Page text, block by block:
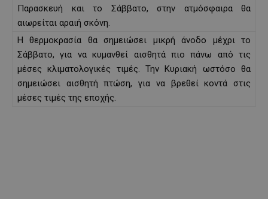
Παρασκευή και το Σάββατο, στην ατμόσφαιρα θα
αιωρείται αραιή σκόνη.
Η θερμοκρασία θα σημειώσει μικρή άνοδο μέχρι το
Σάββατο, για να κυμανθεί αισθητά πιο πάνω από τις
μέσες κλιματολογικές τιμές. Την Κυριακή ωστόσο θα
σημειώσει αισθητή πτώση, για να βρεθεί κοντά στις
μέσες τιμές της εποχής.